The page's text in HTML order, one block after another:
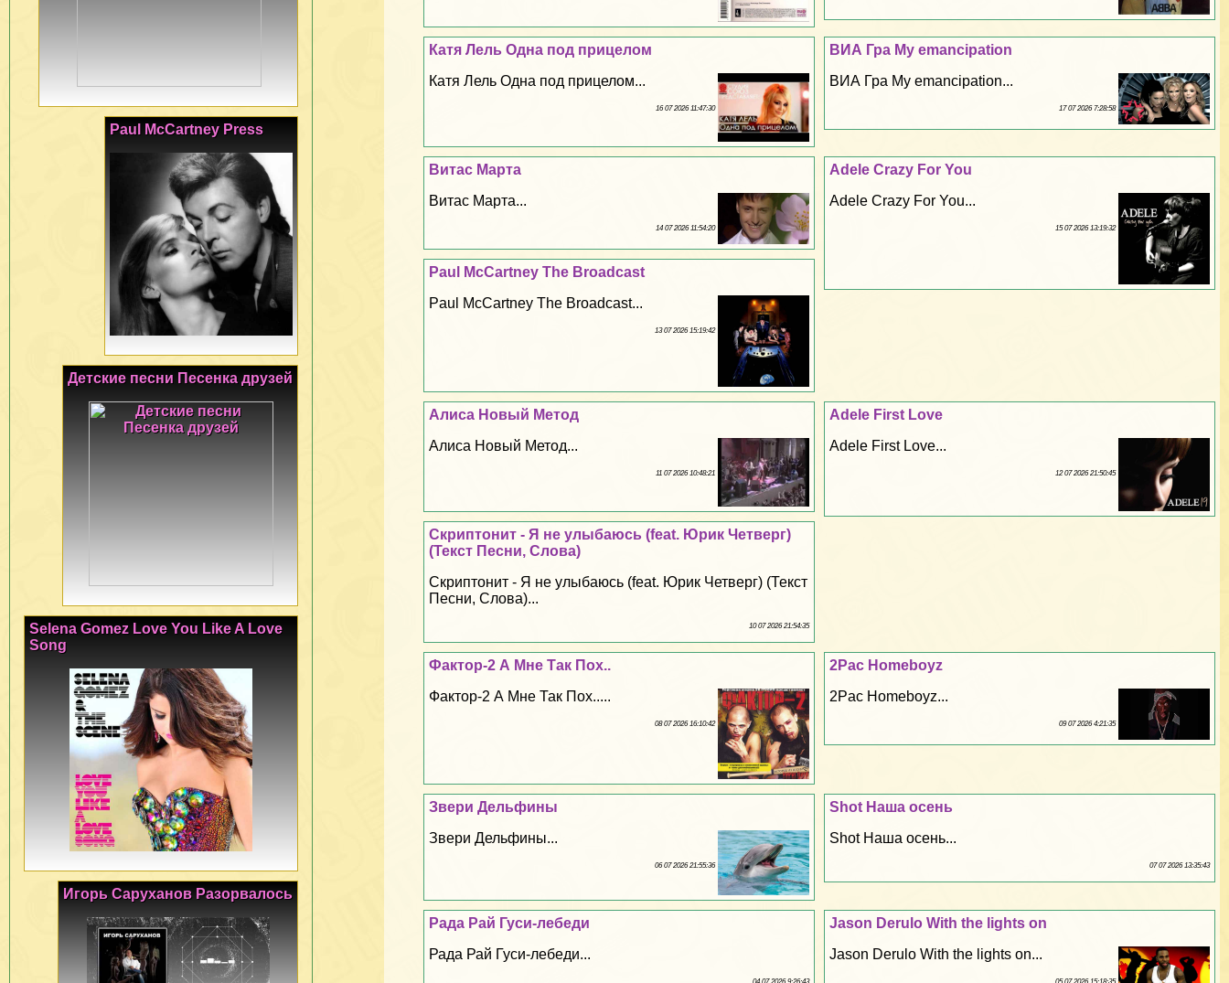
ВИА Гра My emancipation
ВИА Гра My emancipation...
17 07 2026 7:28:58
Катя Лель Одна под прицелом
Катя Лель Одна под прицелом...
16 07 2026 11:47:30
Adele Crazy For You
Adele Crazy For You...
15 07 2026 13:19:32
Витас Марта
Витас Марта...
14 07 2026 11:54:20
Paul McCartney The Broadcast
Paul McCartney The Broadcast...
13 07 2026 15:19:42
Adele First Love
Adele First Love...
12 07 2026 21:50:45
Алиса Новый Метод
Алиса Новый Метод...
11 07 2026 10:48:21
Скриптонит - Я не улыбаюсь (feat. Юрик Четверг)
(Текст Песни, Слова)
Скриптонит - Я не улыбаюсь (feat. Юрик Четверг) (Текст
Песни, Слова)...
10 07 2026 21:54:35
2Pac Homeboyz
2Pac Homeboyz...
09 07 2026 4:21:35
Фактор-2 А Мне Так Пох..
Фактор-2 А Мне Так Пох.....
08 07 2026 16:10:42
Shot Наша осень
Shot Наша осень...
07 07 2026 13:35:43
Звери Дельфины
Звери Дельфины...
06 07 2026 21:55:36
Jason Derulo With the lights on
Jason Derulo With the lights on...
Рада Рай Гуси-лебеди
Рада Рай Гуси-лебеди...
Paul McCartney Press
Детские песни Песенка друзей
Selena Gomez Love You Like A Love
Song
Игорь Саруханов Разорвалось